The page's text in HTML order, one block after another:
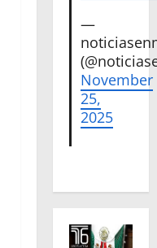
—
November
25,
2025